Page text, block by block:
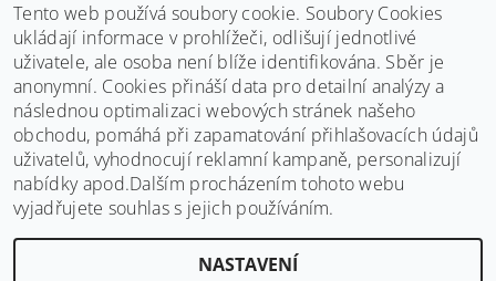
Buďte první, kdo napíše příspěvek k této položce.
Přidat komentář
Buďte první, kdo napíše příspěvek k této položce.
Pouze registrovaní uživatelé mohou vkládat hodnocení. Prosím
přihlaste se nebo seregistrujte.
Tento web používá soubory cookie. Soubory Cookies
ukládají informace v prohlížeči, odlišují jednotlivé
uživatele, ale osoba není blíže identifikována. Sběr je
anonymní. Cookies přináší data pro detailní analýzy a
následnou optimalizaci webových stránek našeho
obchodu, pomáhá při zapamatování přihlašovacích údajů
uživatelů, vyhodnocují reklamní kampaně, personalizují
nabídky apod.Dalším procházením tohoto webu
vyjadřujete souhlas s jejich používáním.
NASTAVENÍ